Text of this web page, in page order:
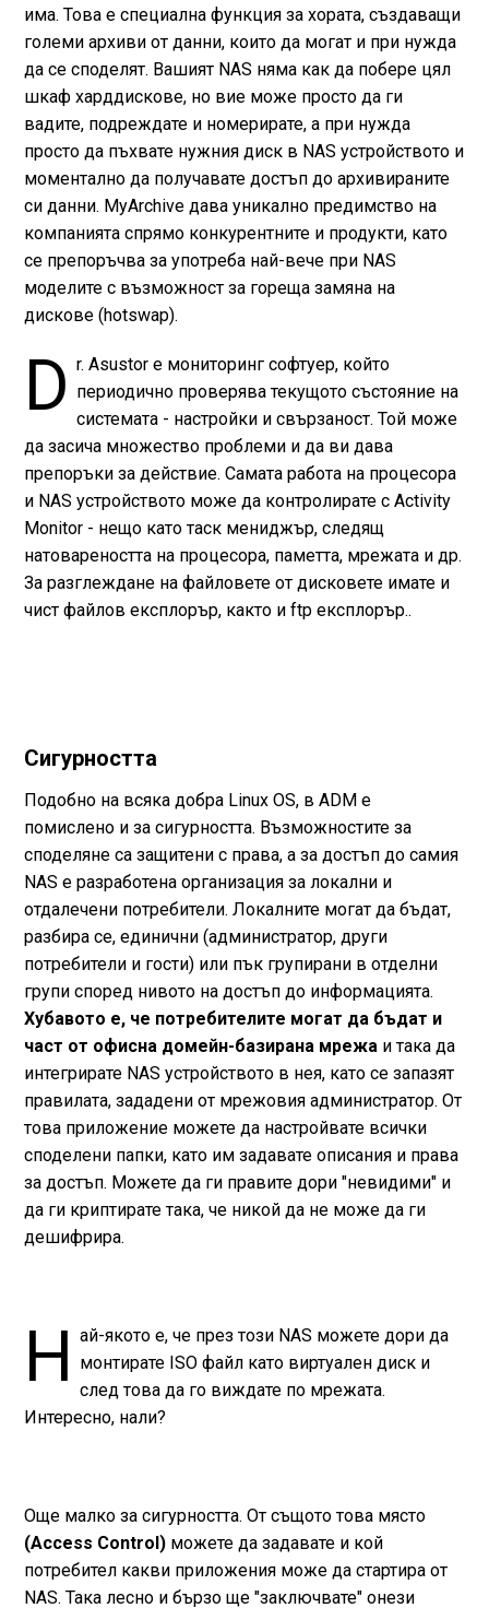
има. Това е специална функция за хората, създаващи
големи архиви от данни, които да могат и при нужда
да се споделят. Вашият NAS няма как да побере цял
шкаф харддискове, но вие може просто да ги
вадите, подреждате и номерирате, а при нужда
просто да пъхвате нужния диск в NAS устройството и
моментално да получавате достъп до архивираните
си данни. MyArchive дава уникално предимство на
компанията спрямо конкурентните и продукти, като
се препоръчва за употреба най-вече при NAS
моделите с възможност за гореща замяна на
дискове (hotswap).
D r. Asustor е мониторинг софтуер, който
периодично проверява текущото състояние на
системата - настройки и свързаност. Той може
да засича множество проблеми и да ви дава
препоръки за действие. Самата работа на процесора
и NAS устройството може да контролирате с Activity
Monitor - нещо като таск мениджър, следящ
натовареността на процесора, паметта, мрежата и др.
За разглеждане на файловете от дисковете имате и
чист файлов експлорър, както и ftp експлорър..
Сигурността
Подобно на всяка добра Linux OS, в ADM е
помислено и за сигурността. Възможностите за
споделяне са защитени с права, а за достъп до самия
NAS е разработена организация за локални и
отдалечени потребители. Локалните могат да бъдат,
разбира се, единични (администратор, други
потребители и гости) или пък групирани в отделни
групи според нивото на достъп до информацията.
Хубавото е, че потребителите могат да бъдат и
част от офисна домейн-базирана мрежаи така да
интегрирате NAS устройството в нея, като се запазят
правилата, зададени от мрежовия администратор. От
това приложение можете да настройвате всички
споделени папки, като им задавате описания и права
за достъп. Можете да ги правите дори "невидими" и
да ги криптирате така, че никой да не може да ги
дешифрира.
Н ай-якото е, че през този NAS можете дори да
монтирате ISO файл като виртуален диск и
след това да го виждате по мрежата.
Интересно, нали?
Още малко за сигурността. От същото това място
(Access Control) можете да задавате и кой
потребител какви приложения може да стартира от
NAS. Така лесно и бързо ще "заключвате" онези